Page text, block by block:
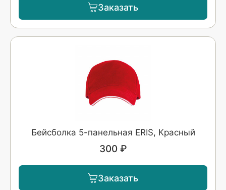
Заказать
Бейсболка 5-панельная ERIS, Красный
300 ₽
Заказать